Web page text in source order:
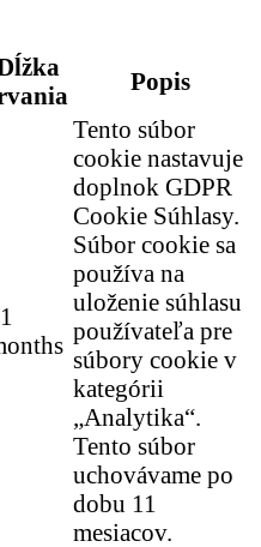
Popis
Tento súbor
cookie nastavuje
doplnok GDPR
Cookie Súhlasy.
Súbor cookie sa
používa na
uloženie súhlasu
používateľa pre
súbory cookie v
kategórii
„Analytika“.
Tento súbor
uchovávame po
dobu 11
mesiacov.